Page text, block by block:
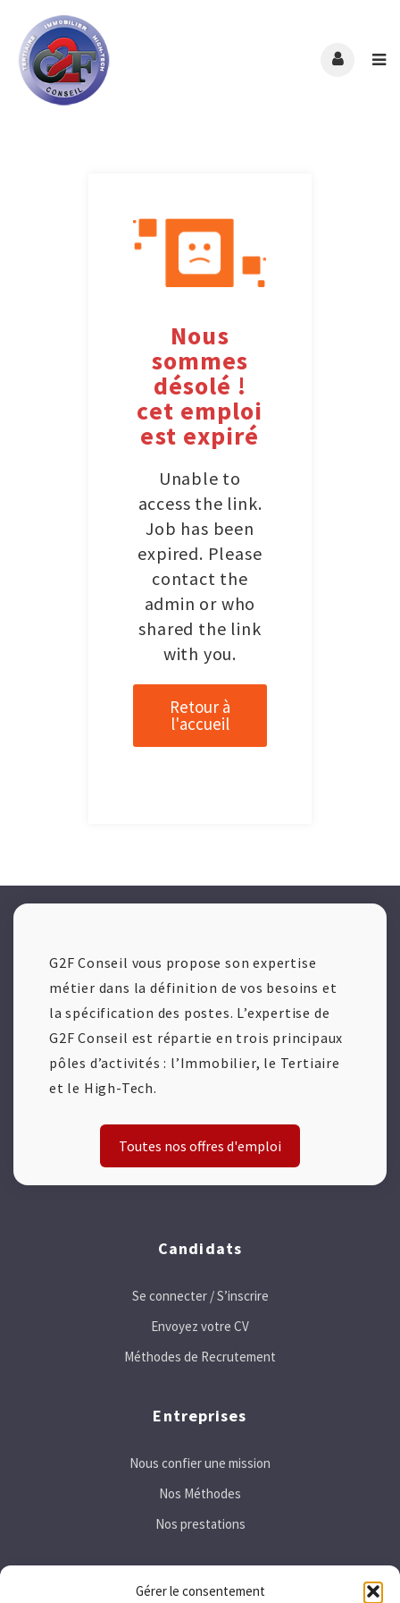
Gérer le consentement
Nous
sommes
désolé !
cet emploi
est expiré
Unable to
access the link.
Job has been
expired. Please
contact the
admin or who
shared the link
with you.
Retour à
l'accueil
G2F Conseil vous propose son expertise
métier dans la définition de vos besoins et
la spécification des postes. L’expertise de
G2F Conseil est répartie en trois principaux
pôles d’activités : l’Immobilier, le Tertiaire
et le High-Tech.
Toutes nos offres d'emploi
Candidats
Se connecter / S’inscrire
Envoyez votre CV
Méthodes de Recrutement
Entreprises
Nous confier une mission
Nos Méthodes
Nos prestations
Secteurs